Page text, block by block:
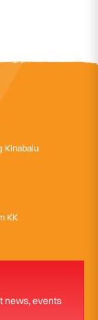
Kinabalu
KK
news, events